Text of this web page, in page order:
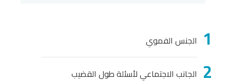
الجنس الفموي
الجانب الاجتماعي لأسئلة طول القضيب